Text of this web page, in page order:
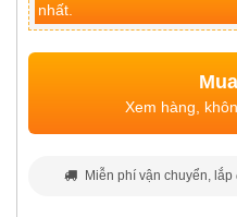
nhất.
Xem hàng,
Miễn phí vận chuyển,